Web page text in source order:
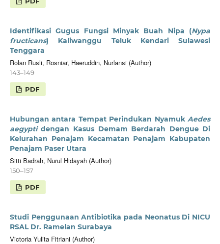
Identifikasi Gugus Fungsi Minyak Buah Nipa (Nypa
fructicans) Kaliwanggu Teluk Kendari Sulawesi
Tenggara
Rolan Rusli, Rosniar, Haeruddin, Nurlansi (Author)
143–149
PDF
Hubungan antara Tempat Perindukan NyamukAedes
aegyptidengan Kasus Demam Berdarah Dengue Di
Kelurahan Penajam Kecamatan Penajam Kabupaten
Penajam Paser Utara
Sitti Badrah, Nurul Hidayah (Author)
150–157
PDF
Studi Penggunaan Antibiotika pada Neonatus Di NICU
RSAL Dr. Ramelan Surabaya
Victoria Yulita Fitriani (Author)